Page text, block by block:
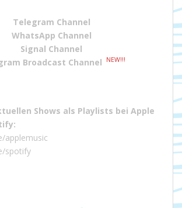
Telegram Channel
WhatsApp Channel
Signal Channel
Broadcast Channel
NEW!!!
Shows als Playlists bei Apple
:
applemusic
spotify